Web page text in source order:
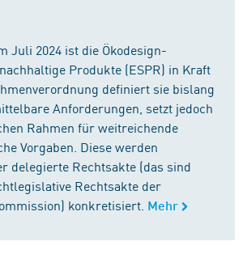
Juli 2024 ist die Ökodesign-
Produkte (ESPR) in Kraft
definiert sie bislang
Anforderungen, setzt jedoch
Rahmen für weitreichende
Vorgaben. Diese werden
delegierte Rechtsakte (das sind
Rechtsakte der
konkretisiert. Mehr